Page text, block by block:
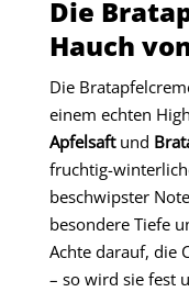
Die
Hauch
Die
einem echten
Apfelsaftund
fruchtig-
beschwipster
besondere Tiefe
Achte darauf, die
– so wird sie fest